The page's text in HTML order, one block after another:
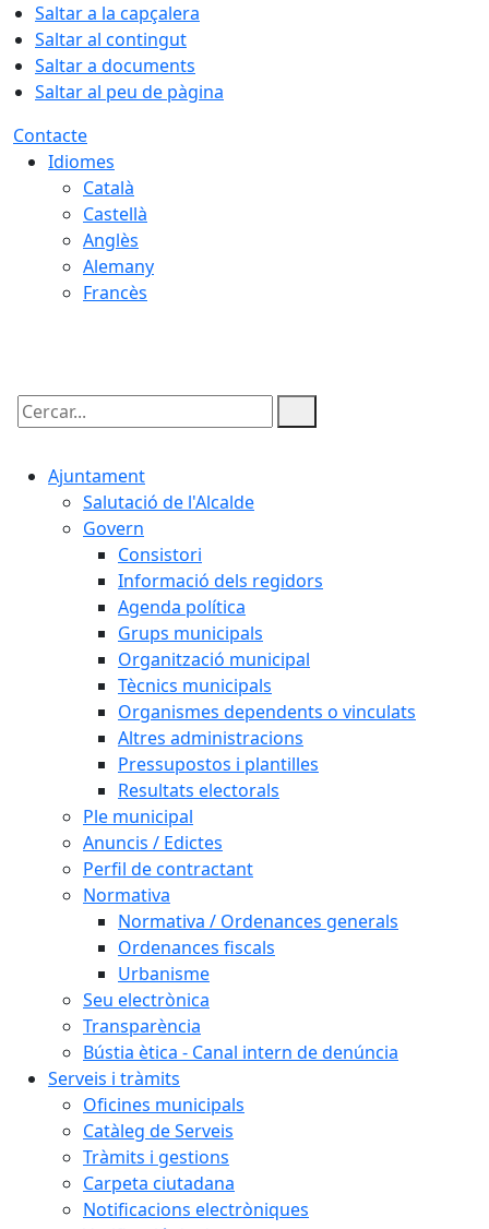
Saltar a la capçalera
Saltar al contingut
Saltar a documents
Saltar al peu de pàgina
Contacte
Idiomes
Català
Castellà
Anglès
Alemany
Francès
Cercar:
Ajuntament
Salutació de l'Alcalde
Govern
Consistori
Informació dels regidors
Agenda política
Grups municipals
Organització municipal
Tècnics municipals
Organismes dependents o vinculats
Altres administracions
Pressupostos i plantilles
Resultats electorals
Ple municipal
Anuncis / Edictes
Perfil de contractant
Normativa
Normativa / Ordenances generals
Ordenances fiscals
Urbanisme
Seu electrònica
Transparència
Bústia ètica - Canal intern de denúncia
Serveis i tràmits
Oficines municipals
Catàleg de Serveis
Tràmits i gestions
Carpeta ciutadana
Notificacions electròniques